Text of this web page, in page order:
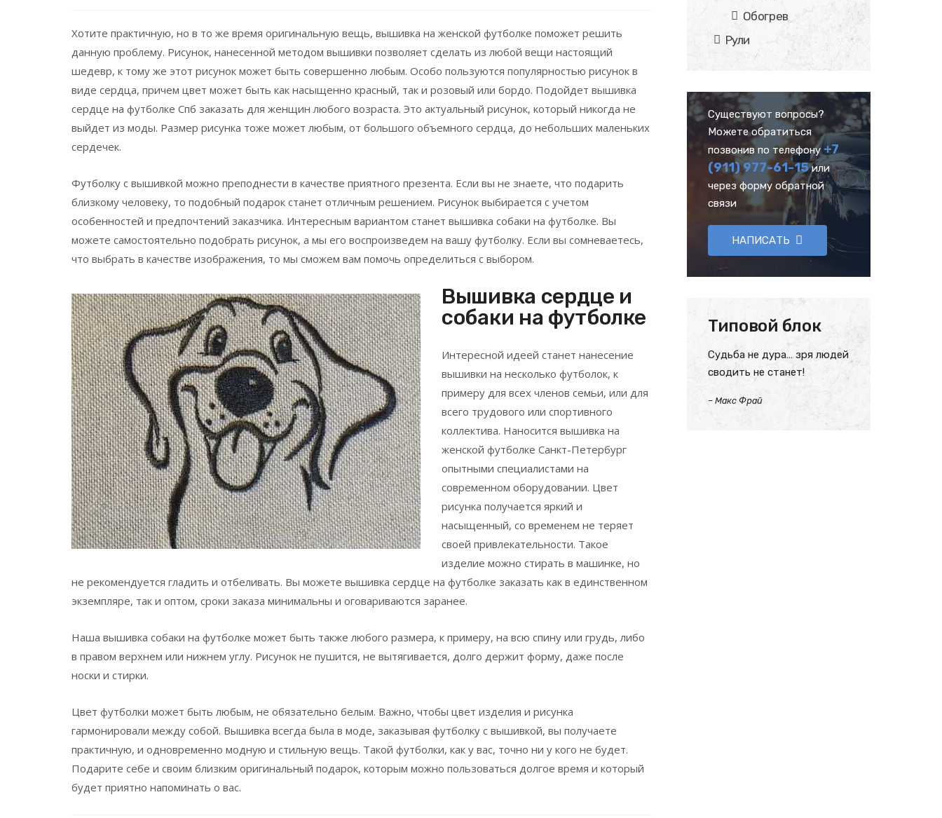
Хотите практичную, но в то же время оригинальную вещь, вышивка на женской футболке поможет решить
данную проблему. Рисунок, нанесенной методом вышивки позволяет сделать из любой вещи настоящий
шедевр, к тому же этот рисунок может быть совершенно любым. Особо пользуются популярностью рисунок в
виде сердца, причем цвет может быть как насыщенно красный, так и розовый или бордо. Подойдет вышивка
сердце на футболке Спб заказать для женщин любого возраста. Это актуальный рисунок, который никогда не
выйдет из моды. Размер рисунка тоже может любым, от большого объемного сердца, до небольших маленьких
сердечек.
Футболку с вышивкой можно преподнести в качестве приятного презента. Если вы не знаете, что подарить
близкому человеку, то подобный подарок станет отличным решением. Рисунок выбирается с учетом
особенностей и предпочтений заказчика. Интересным вариантом станет вышивка собаки на футболке. Вы
можете самостоятельно подобрать рисунок, а мы его воспроизведем на вашу футболку. Если вы сомневаетесь,
что выбрать в качестве изображения, то мы сможем вам помочь определиться с выбором.
Вышивка сердце и
собаки на футболке
Интересной идеей станет нанесение
вышивки на несколько футболок, к
примеру для всех членов семьи, или для
всего трудового или спортивного
коллектива. Наносится вышивка на
женской футболке Санкт-Петербург
опытными специалистами на
современном оборудовании. Цвет
рисунка получается яркий и
насыщенный, со временем не теряет
своей привлекательности. Такое
изделие можно стирать в машинке, но
не рекомендуется гладить и отбеливать. Вы можете вышивка сердце на футболке заказать как в единственном
экземпляре, так и оптом, сроки заказа минимальны и оговариваются заранее.
Наша вышивка собаки на футболке может быть также любого размера, к примеру, на всю спину или грудь, либо
в правом верхнем или нижнем углу. Рисунок не пушится, не вытягивается, долго держит форму, даже после
носки и стирки.
Цвет футболки может быть любым, не обязательно белым. Важно, чтобы цвет изделия и рисунка
гармонировали между собой. Вышивка всегда была в моде, заказывая футболку с вышивкой, вы получаете
практичную, и одновременно модную и стильную вещь. Такой футболки, как у вас, точно ни у кого не будет.
Подарите себе и своим близким оригинальный подарок, которым можно пользоваться долгое время и который
будет приятно напоминать о вас.
Обогрев
Рули
Существуют вопросы?
Можете обратиться
позвонив по телефону +7
(911) 977-61-15или
через форму обратной
связи
НАПИСАТЬ
Типовой блок
Судьба не дура… зря людей
сводить не станет!
– Макс Фрай